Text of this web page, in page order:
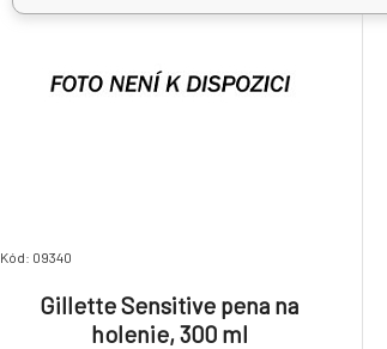
Kód: 09340
Gillette Sensitive pena na
holenie, 300 ml